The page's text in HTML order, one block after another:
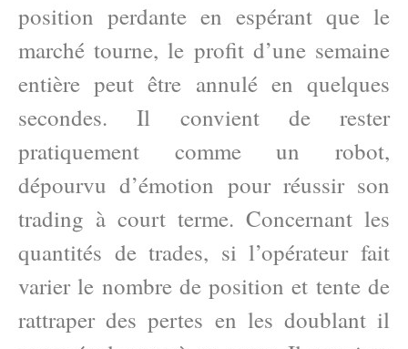
position perdante en espérant que le
marché tourne, le profit d’une semaine
entière peut être annulé en quelques
secondes. Il convient de rester
pratiquement comme un robot,
dépourvu d’émotion pour réussir son
trading à court terme. Concernant les
quantités de trades, si l’opérateur fait
varier le nombre de position et tente de
rattraper des pertes en les doublant il